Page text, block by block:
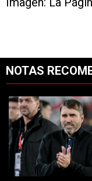
NOTAS
Un artículo de